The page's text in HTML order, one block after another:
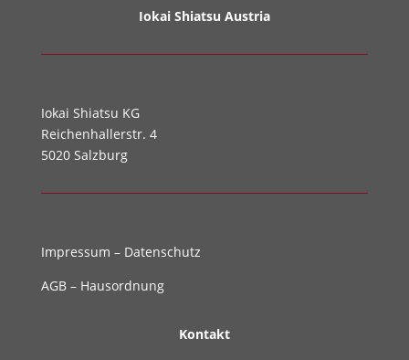
Iokai Shiatsu Austria
Iokai Shiatsu KG
Reichenhallerstr. 4
5020 Salzburg
Impressum – Datenschutz
AGB– Hausordnung
Kontakt